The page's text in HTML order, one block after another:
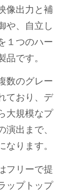
像出力と補
や、自立し
１つのハー
です。
数のグレー
ており、デ
大規模なプ
出まで、
ります。
フリーで提
ップトップ